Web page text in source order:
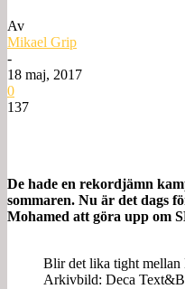
Av
Mikael Grip
-
18 maj, 2017
0
137
De hade en rekordjämn
sommaren. Nu är det dags
Mohamed att göra upp om
Blir det lika tight mellan
Arkivbild: Deca